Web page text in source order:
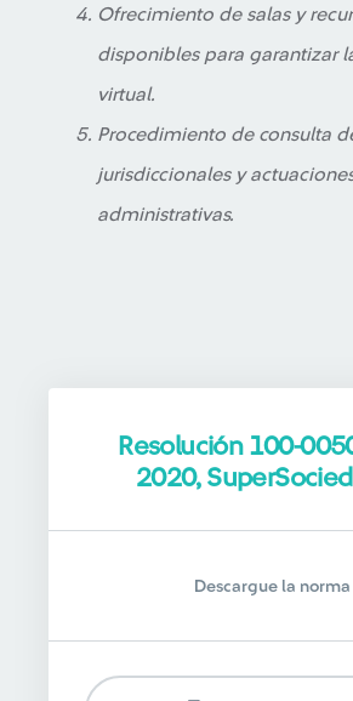
Ofrecimiento de salas y
disponibles para garantizar
virtual.
Procedimiento de consulta
jurisdiccionales y
administrativas.
Resolución 100-
2020,
Descargue la norma